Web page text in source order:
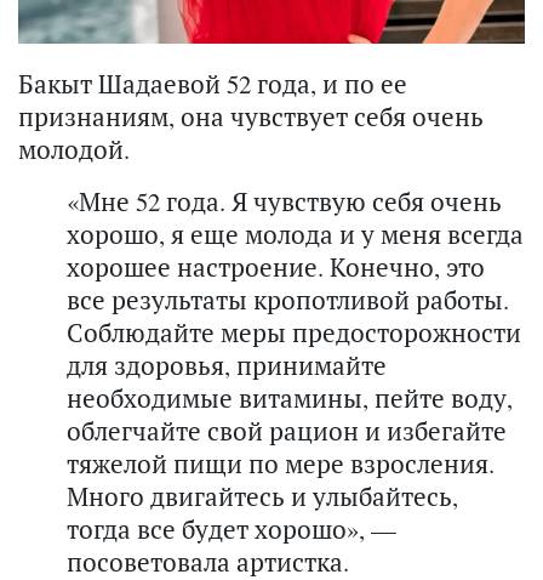
Бакыт Шадаевой 52 года, и по ее
признаниям, она чувствует себя очень
молодой.
«Мне 52 года. Я чувствую себя очень
хорошо, я еще молода и у меня всегда
хорошее настроение. Конечно, это
все результаты кропотливой работы.
Соблюдайте меры предосторожности
для здоровья, принимайте
необходимые витамины, пейте воду,
облегчайте свой рацион и избегайте
тяжелой пищи по мере взросления.
Много двигайтесь и улыбайтесь,
тогда все будет хорошо», —
посоветовала артистка.